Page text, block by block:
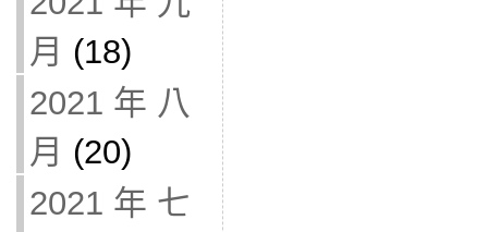
月 (18)
2021 年 八
月 (20)
2021 年 七